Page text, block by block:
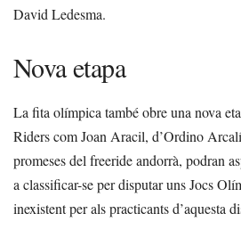
David Ledesma.
Nova etapa
La fita olímpica també obre una nova
Riders com Joan Aracil, d’Ordino
promeses del freeride andorrà, podran
a classificar-se per disputar uns Jocs
inexistent per als practicants d’aquesta